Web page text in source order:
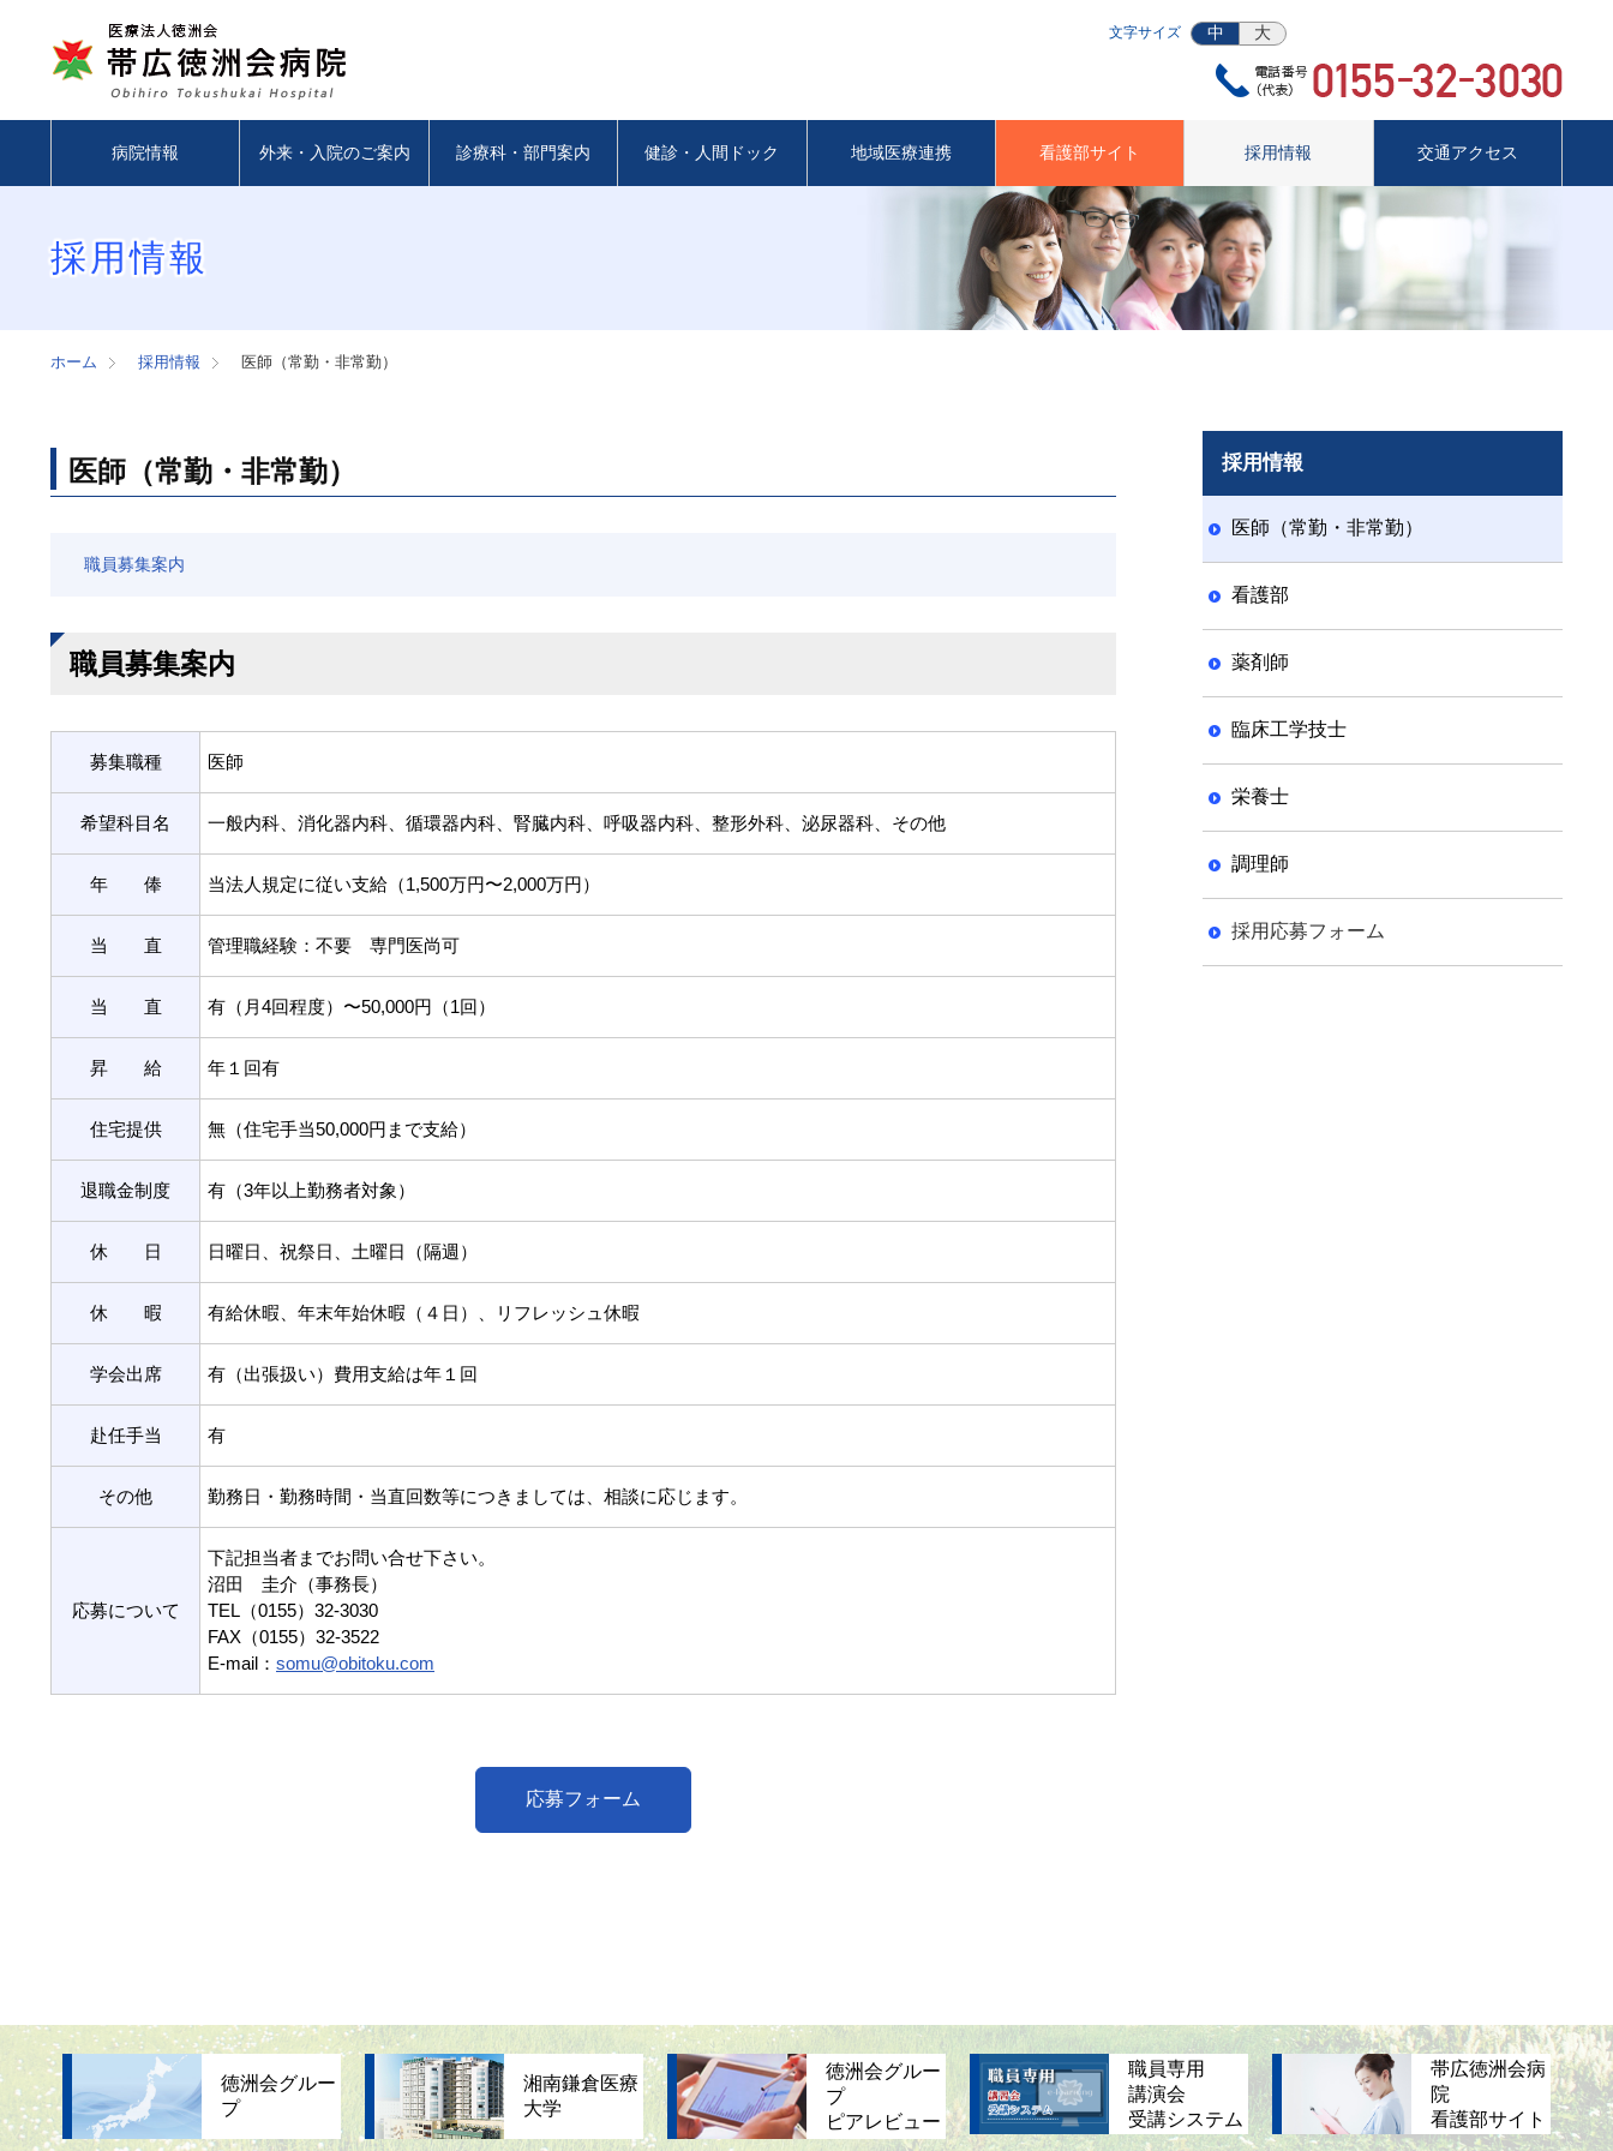
文字サイズ 中 大
病院情報 外来・入院のご案内 診療科・部門案内 健診・人間ドック 地域医療連携 看護部サイト 採用情報 交通アクセス
採用情報
ホーム 採用情報 医師（常勤・非常勤）
医師（常勤・非常勤）
職員募集案内
職員募集案内
募集職種 医師
希望科目名 一般内科、消化器内科、循環器内科、腎臓内科、呼吸器内科、整形外科、泌尿器科、その他
年 俸 当法人規定に従い支給（1,500万円〜2,000万円）
当 直 管理職経験：不要 専門医尚可
当 直 有（月4回程度）〜50,000円（1回）
昇 給 年１回有
住宅提供 無（住宅手当50,000円まで支給）
退職金制度 有（3年以上勤務者対象）
休 日 日曜日、祝祭日、土曜日（隔週）
休 暇 有給休暇、年末年始休暇（４日）、リフレッシュ休暇
学会出席 有（出張扱い）費用支給は年１回
赴任手当 有
その他 勤務日・勤務時間・当直回数等につきましては、相談に応じます。
応募について
下記担当者までお問い合せ下さい。
沼田 圭介（事務長）
TEL（0155）32-3030
FAX（0155）32-3522
E-mail： somu@obitoku.com
応募フォーム
採用情報
医師（常勤・非常勤）
看護部
薬剤師
臨床工学技士
栄養士
調理師
採用応募フォーム
徳洲会グルー
プ
湘南鎌倉医療
大学
徳洲会グルー
プ
ピアレビュー
職員専用
講演会
受講システム
帯広徳洲会病
院
看護部サイト